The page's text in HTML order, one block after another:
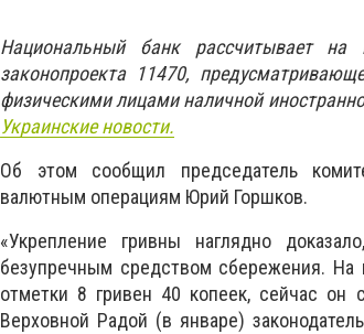
Национальный банк рассчитывает
законопроекта 11470,
физическими лицами наличной
Украинские новости.
Об этом сообщил председатель
валютным операциям Юрий Горшков.
«Укрепление гривны наглядно
безупречным средством сбережения. На
отметки 8 гривен 40 копеек, сейчас
Верховной Радой (в январе)